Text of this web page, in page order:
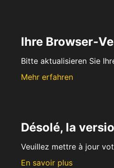
Ihre Browser-
Bitte aktualisieren Sie
Mehr erfahren
Désolé, la
Veuillez mettre à jour
En savoir plus